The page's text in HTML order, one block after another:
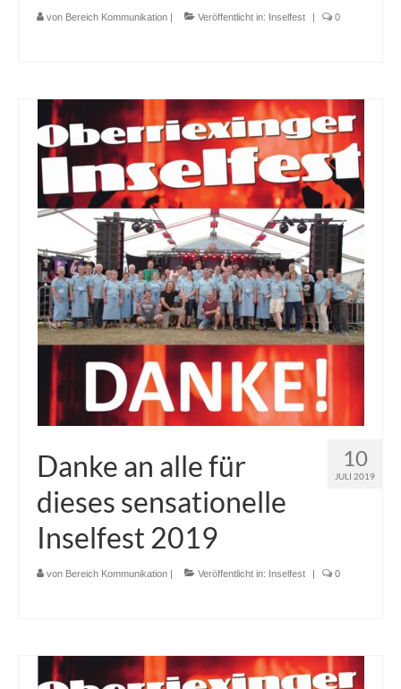
von Bereich Kommunikation Veröffentlicht in: Inselfest 0
10
JULI 2019
Danke an alle für
dieses sensationelle
Inselfest 2019
von Bereich Kommunikation Veröffentlicht in: Inselfest 0